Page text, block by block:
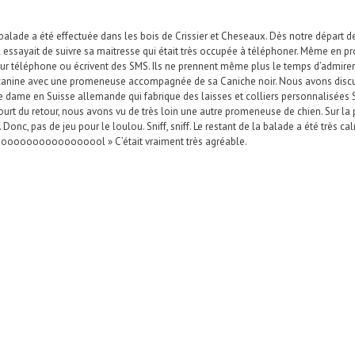
a été effectuée dans les bois de Crissier et Cheseaux. Dès notre départ
de suivre sa maitresse qui était très occupée à téléphoner. Même en
ou écrivent des SMS. Ils ne prennent même plus le temps
avec une promeneuse accompagnée de sa Caniche noir. Nous avons
en Suisse allemande qui fabrique des laisses et colliers personnalisées
du retour, nous avons vu de très loin une autre promeneuse de chien. Sur
pas de jeu pour le loulou. Sniff, sniff. Le restant de la balade a été très
» C’était vraiment très agréable.